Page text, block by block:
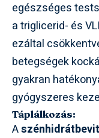
egészséges
a triglicerid- és
ezáltal
betegségek
gyakran
gyógyszeres
Táplálkozás:
A